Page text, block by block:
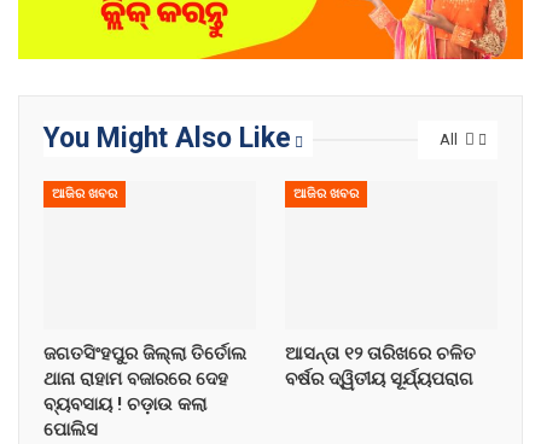
All
You Might Also Like
ଆଜିର ଖବର
ଜଗତସିଂହପୁର ଜିଲ୍ଲା ତିର୍ତୋଲ
ଥାନା ରାହାମ ବଜାରରେ ଦେହ
ବ୍ୟବସାୟ ! ଚଡ଼ାଉ କଲା
ପୋଲିସ
ଆଜିର ଖବର
ଆସନ୍ତା ୧୨ ତାରିଖରେ ଚଳିତ
ବର୍ଷର ଦ୍ୱିତୀୟ ସୂର୍ଯ୍ୟପରାଗ